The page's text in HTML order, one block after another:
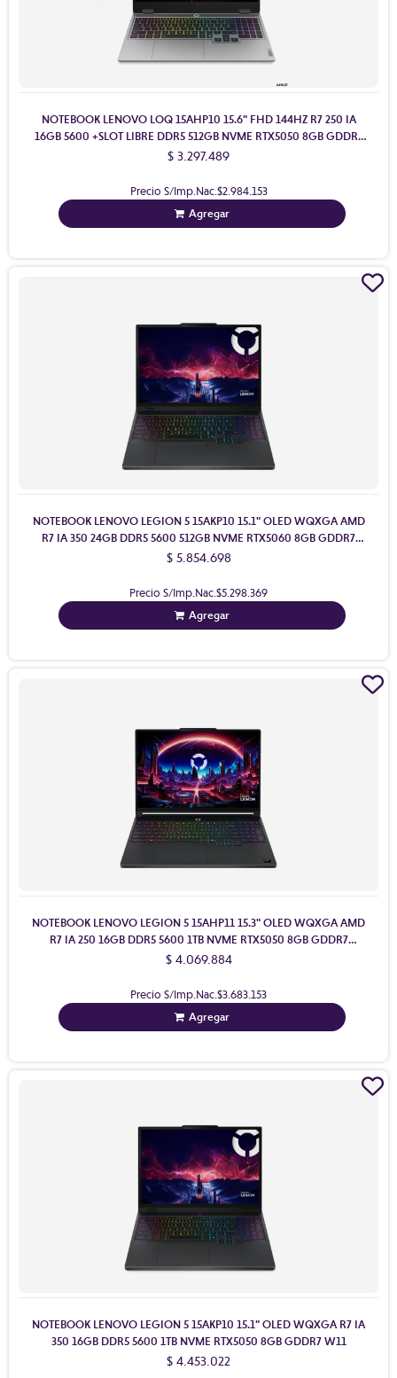
NOTEBOOK LENOVO LOQ 15AHP10 15.6" FHD 144HZ R7 250 IA
16GB 5600 +SLOT LIBRE DDR5 512GB NVME RTX5050 8GB GDDR7
W11H
$ 3.297.489
Precio S/Imp.Nac.$2.984.153
Agregar
NOTEBOOK LENOVO LEGION 5 15AKP10 15.1" OLED WQXGA AMD
R7 IA 350 24GB DDR5 5600 512GB NVME RTX5060 8GB GDDR7
W11H+SLOT LIBRE
$ 5.854.698
Precio S/Imp.Nac.$5.298.369
Agregar
NOTEBOOK LENOVO LEGION 5 15AHP11 15.3" OLED WQXGA AMD
R7 IA 250 16GB DDR5 5600 1TB NVME RTX5050 8GB GDDR7
W11H+SLOT LIBRE
$ 4.069.884
Precio S/Imp.Nac.$3.683.153
Agregar
NOTEBOOK LENOVO LEGION 5 15AKP10 15.1" OLED WQXGA R7 IA
350 16GB DDR5 5600 1TB NVME RTX5050 8GB GDDR7 W11
$ 4.453.022